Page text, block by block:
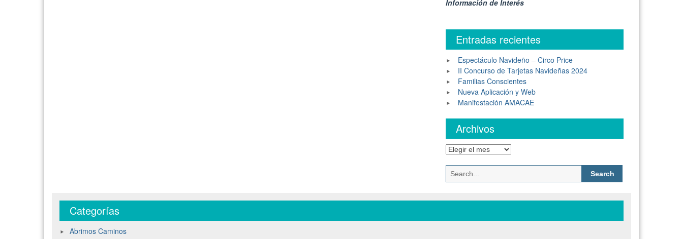
Información de Interés
Entradas recientes
Espectáculo Navideño – Circo Price
II Concurso de Tarjetas Navideñas 2024
Familias Conscientes
Nueva Aplicación y Web
Manifestación AMACAE
Archivos
Categorías
Abrimos Caminos